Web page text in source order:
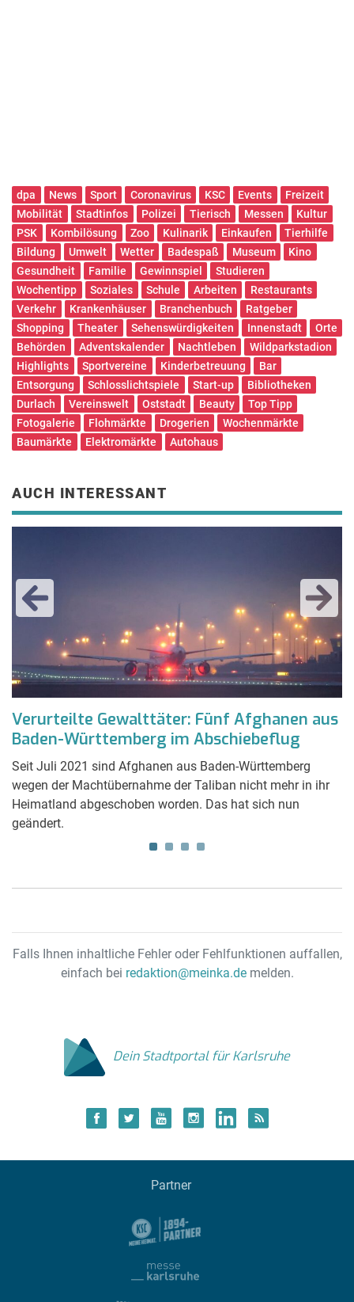
dpa News Sport Coronavirus KSC Events
Freizeit
Mobilität
Stadtinfos Polizei Tierisch Messen
Kultur
PSK
Kombilösung Zoo Kulinarik Einkaufen
Tierhilfe
Bildung
Umwelt Wetter Badespaß Museum
Kino
Gesundheit
Familie Gewinnspiel
Studieren
Wochentipp
Soziales Schule Arbeiten
Restaurants
Verkehr
Krankenhäuser Branchenbuch
Ratgeber
Shopping
Theater Sehenswürdigkeiten Innenstadt
Orte
Behörden
Adventskalender Nachtleben
Wildparkstadion
Highlights
Sportvereine Kinderbetreuung
Bar
Entsorgung
Schlosslichtspiele Start-up
Bibliotheken
Durlach
Vereinswelt Oststadt Beauty
Top Tipp
Fotogalerie
Flohmärkte Drogerien
Wochenmärkte
Baumärkte
Elektromärkte Autohaus
AUCH INTERESSANT
Verurteilte Gewalttäter: Fünf Afghanen aus
Baden-Württemberg im Abschiebeflug
Seit Juli 2021 sind Afghanen aus Baden-Württemberg
wegen der Machtübernahme der Taliban nicht mehr in ihr
Heimatland abgeschoben worden. Das hat sich nun
geändert.
Falls Ihnen inhaltliche Fehler oder Fehlfunktionen auffallen,
einfach bei redaktion@meinka.demelden.
Dein Stadtportal für Karlsruhe
Partner